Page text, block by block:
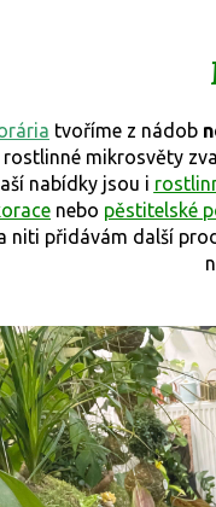
tvoříme z nádob
mikrosvěty
nabídky jsou i
nebo pěstitelské
niti přidávám další